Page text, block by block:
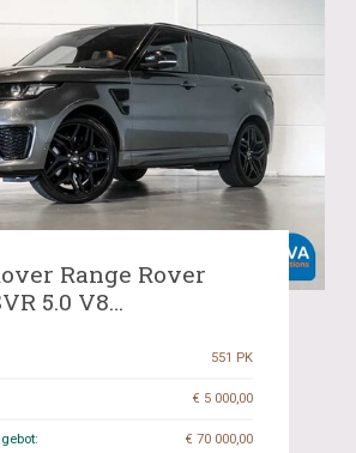
Range Rover
5.0 V8
551 PK
€ 5 000,00
€ 70 000,00